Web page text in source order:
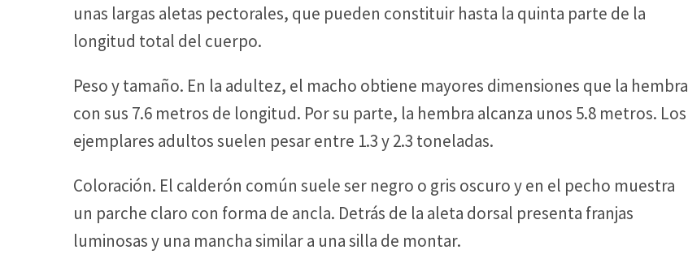
unas largas aletas pectorales, que pueden constituir hasta la quinta parte de la
longitud total del cuerpo.
Peso y tamaño. En la adultez, el macho obtiene mayores dimensiones que la hembra
con sus 7.6 metros de longitud. Por su parte, la hembra alcanza unos 5.8 metros. Los
ejemplares adultos suelen pesar entre 1.3 y 2.3 toneladas.
Coloración. El calderón común suele ser negro o gris oscuro y en el pecho muestra
un parche claro con forma de ancla. Detrás de la aleta dorsal presenta franjas
luminosas y una mancha similar a una silla de montar.